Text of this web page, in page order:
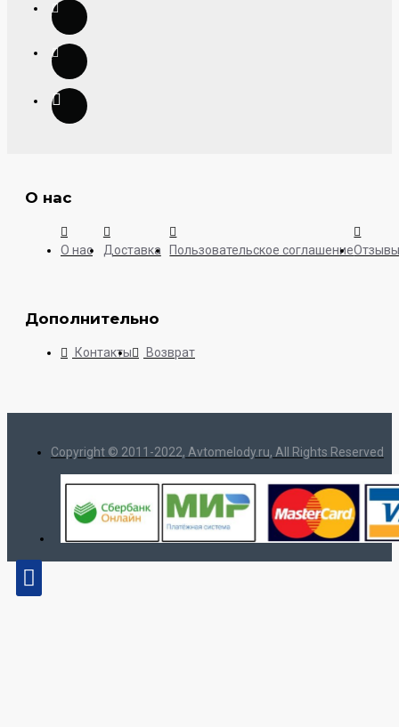
О нас
О нас Доставка Пользовательское соглашение
Дополнительно
Контакты Возврат
Copyright © 2011-2022, Avtomelody.ru, All Rights Reserved